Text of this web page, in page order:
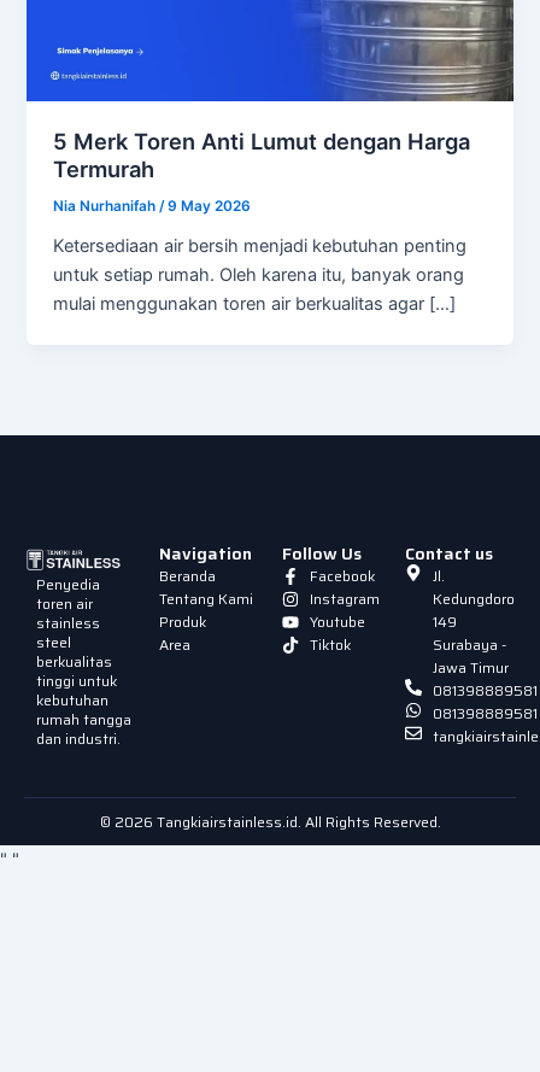
5 Merk Toren Anti Lumut dengan Harga
Termurah
Nia Nurhanifah/9 May 2026
Ketersediaan air bersih menjadi kebutuhan penting
untuk setiap rumah. Oleh karena itu, banyak orang
mulai menggunakan toren air berkualitas agar […]
Penyedia
toren air
stainless
steel
berkualitas
tinggi untuk
kebutuhan
rumah tangga
dan industri.
Navigation
Beranda
Tentang Kami
Produk
Area
Follow Us
Facebook
Instagram
Youtube
Tiktok
Contact us
Jl.
Kedungdoro
149
Surabaya -
Jawa Timur
081398889581
081398889581
© 2026 Tangkiairstainless.id. All Rights Reserved.
" "